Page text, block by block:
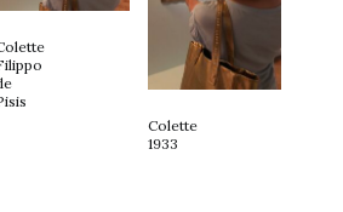
Colette
1933